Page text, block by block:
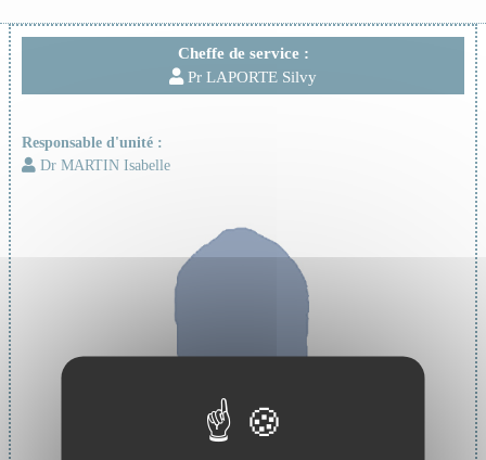
Cheffe de service :
Pr LAPORTE Silvy
Responsable d'unité :
Dr MARTIN Isabelle